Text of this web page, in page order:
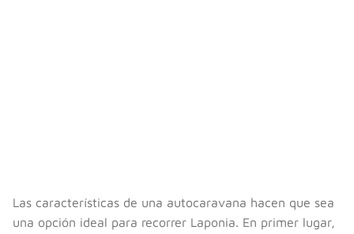
Las características de una autocaravana hacen que sea
una opción ideal para recorrer Laponia. En primer lugar,